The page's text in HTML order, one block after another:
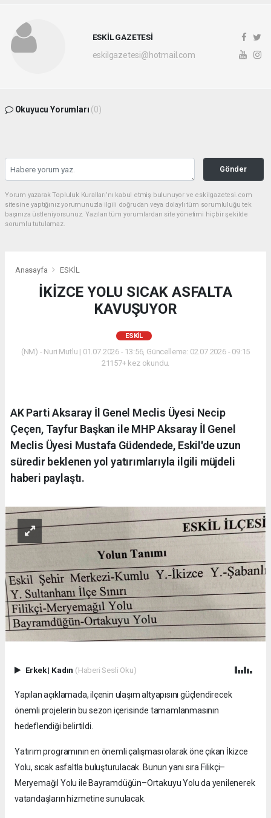
ESKİL GAZETESİ
eskilgazetesi@hotmail.com
Okuyucu Yorumları (0)
Gönder
Yorum yazarak Topluluk Kuralları’nı kabul etmiş bulunuyor ve eskilgazetesi.com
sitesine yaptığınız yorumunuzla ilgili doğrudan veya dolaylı tüm sorumluluğu tek
başınıza üstleniyorsunuz. Yazılan tüm yorumlardan site yönetimi hiçbir şekilde
sorumlu tutulamaz.
Anasayfa ESKİL
İKİZCE YOLU SICAK ASFALTA
KAVUŞUYOR
ESKİL
(NM) - Nuri Mutlu | 01.07.2026 - 13:56, Güncelleme: 02.07.2026 - 09:15
21157+ kez okundu.
AK Parti Aksaray İl Genel Meclis Üyesi Necip
Çeçen, Tayfur Başkan ile MHP Aksaray İl Genel
Meclis Üyesi Mustafa Güdendede, Eskil'de uzun
süredir beklenen yol yatırımlarıyla ilgili müjdeli
haberi paylaştı.
Erkek| Kadın (Haberi Sesli Oku)
Yapılan açıklamada, ilçenin ulaşım altyapısını güçlendirecek
önemli projelerin bu sezon içerisinde tamamlanmasının
hedeflendiği belirtildi.
Yatırım programının en önemli çalışması olarak öne çıkan İkizce
Yolu, sıcak asfaltla buluşturulacak. Bunun yanı sıra Filikçi–
Meryemağıl Yolu ile Bayramdüğün–Ortakuyu Yolu da yenilenerek
vatandaşların hizmetine sunulacak.